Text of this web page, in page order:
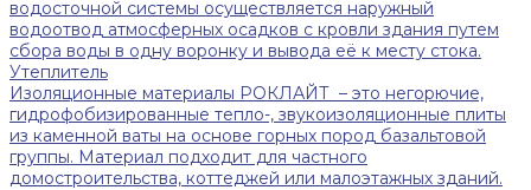
водосточной системы осуществляется наружный
водоотвод атмосферных осадков с кровли здания путем
сбора воды в одну воронку и вывода её к месту стока.
Утеплитель
Изоляционные материалы РОКЛАЙТ – это негорючие,
гидрофобизированные тепло-, звукоизоляционные плиты
из каменной ваты на основе горных пород базальтовой
группы. Материал подходит для частного
домостроительства, коттеджей или малоэтажных зданий.